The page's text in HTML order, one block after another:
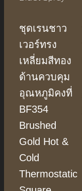
ชุดเรนชาว
เวอร์ทรง
เหลี่ยมสีทอง
ด้านควบคุม
อุณหภูมิคงที่
BF354
Brushed
Gold Hot &
Cold
Thermostatic